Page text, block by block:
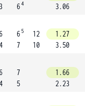
3
64
3.06
6
6 5
7
12
10
1.27
3.50
6
7
5
1.66
2.23